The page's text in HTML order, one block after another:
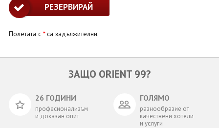
Полетата с *са задължителни.
ЗАЩО ORIENT 99?
26 ГОДИНИ
професионализъм
и доказан опит
ГОЛЯМО
разнообразие от
качествени хотели
и услуги